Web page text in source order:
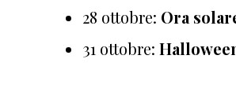
28 ottobre: Ora
31 ottobre: